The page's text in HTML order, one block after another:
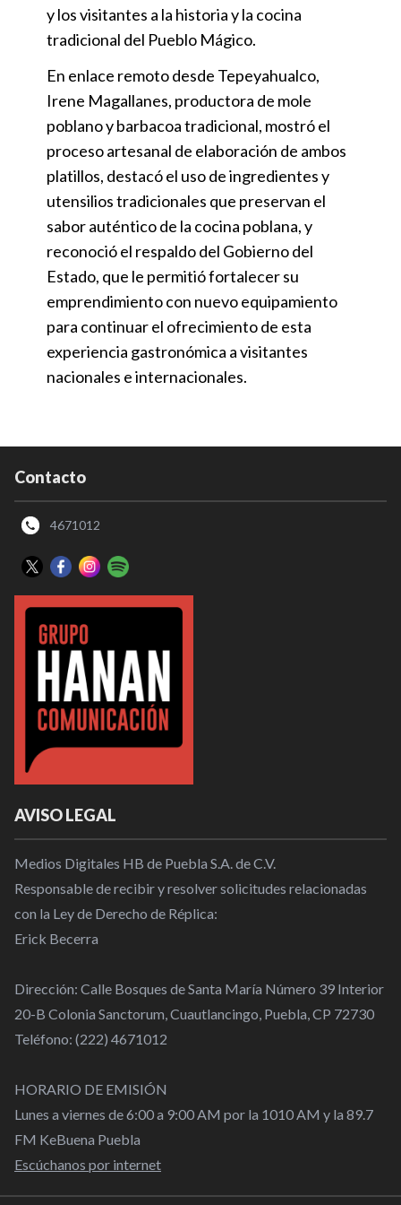
y los visitantes a la historia y la cocina
tradicional del Pueblo Mágico.
En enlace remoto desde Tepeyahualco,
Irene Magallanes, productora de mole
poblano y barbacoa tradicional, mostró el
proceso artesanal de elaboración de ambos
platillos, destacó el uso de ingredientes y
utensilios tradicionales que preservan el
sabor auténtico de la cocina poblana, y
reconoció el respaldo del Gobierno del
Estado, que le permitió fortalecer su
emprendimiento con nuevo equipamiento
para continuar el ofrecimiento de esta
experiencia gastronómica a visitantes
nacionales e internacionales.
Contacto
4671012
AVISO LEGAL
Medios Digitales HB de Puebla S.A. de C.V.
Responsable de recibir y resolver solicitudes relacionadas
con la Ley de Derecho de Réplica:
Erick Becerra
Dirección: Calle Bosques de Santa María Número 39 Interior
20-B Colonia Sanctorum, Cuautlancingo, Puebla, CP 72730
Teléfono: (222) 4671012
HORARIO DE EMISIÓN
Lunes a viernes de 6:00 a 9:00 AM por la 1010 AM y la 89.7
FM KeBuena Puebla
Escúchanos por internet